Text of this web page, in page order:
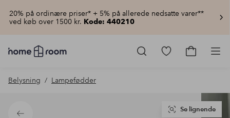
20% på ordinære priser* + 5% på allerede nedsatte varer**
ved køb over 1500 kr. Kode: 440210
Homeroom
–
hjemmet
pris
Gå
Gå
Belysning Lampefødder
Se lignende